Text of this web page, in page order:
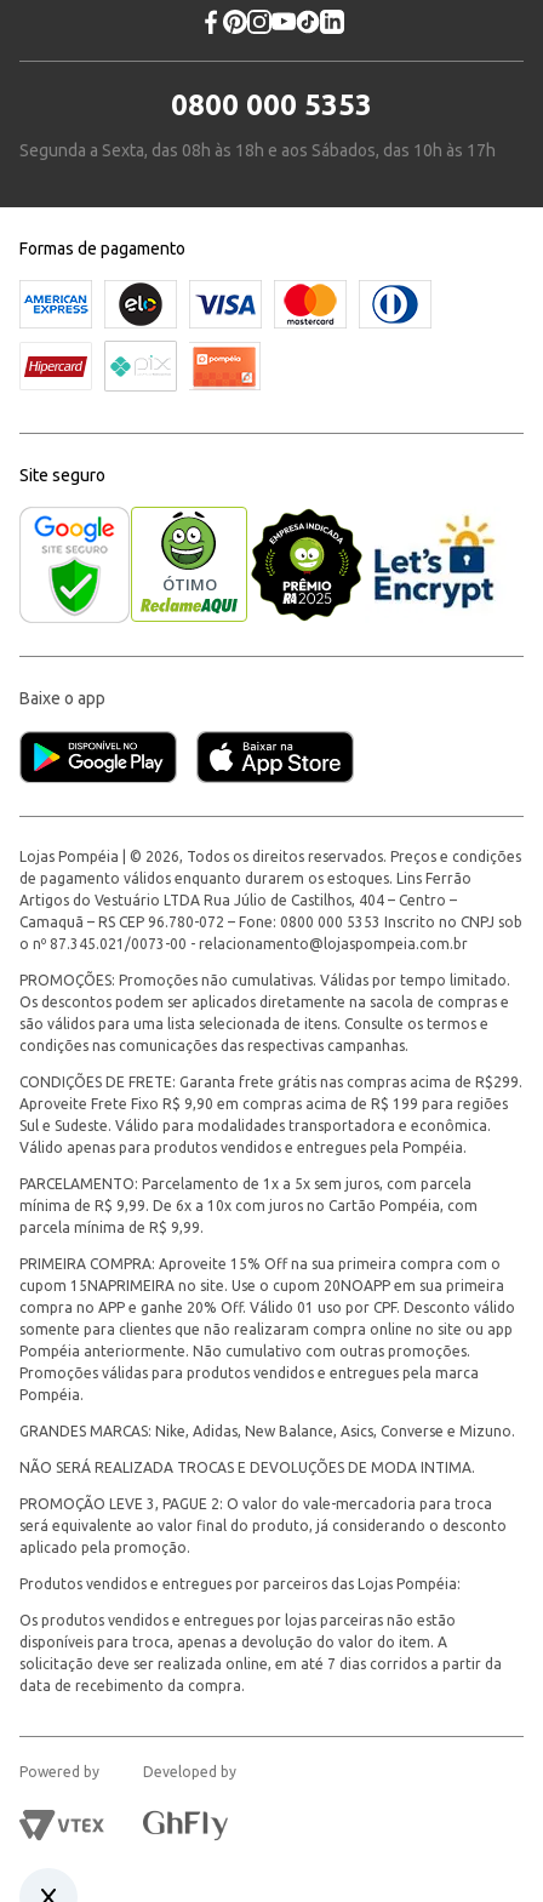
0800 000 5353
Segunda a Sexta, das 08h às 18h e aos Sábados, das 10h às 17h
Formas de pagamento
Site seguro
Baixe o app
Lojas Pompéia | © 2026, Todos os direitos reservados. Preços e condições
de pagamento válidos enquanto durarem os estoques. Lins Ferrão
Artigos do Vestuário LTDA Rua Júlio de Castilhos, 404 – Centro –
Camaquã – RS CEP 96.780-072 – Fone: 0800 000 5353 Inscrito no CNPJ sob
o nº 87.345.021/0073-00 - relacionamento@lojaspompeia.com.br
PROMOÇÕES: Promoções não cumulativas. Válidas por tempo limitado.
Os descontos podem ser aplicados diretamente na sacola de compras e
são válidos para uma lista selecionada de itens. Consulte os termos e
condições nas comunicações das respectivas campanhas.
CONDIÇÕES DE FRETE: Garanta frete grátis nas compras acima de R$299.
Aproveite Frete Fixo R$ 9,90 em compras acima de R$ 199 para regiões
Sul e Sudeste. Válido para modalidades transportadora e econômica.
Válido apenas para produtos vendidos e entregues pela Pompéia.
PARCELAMENTO: Parcelamento de 1x a 5x sem juros, com parcela
mínima de R$ 9,99. De 6x a 10x com juros no Cartão Pompéia, com
parcela mínima de R$ 9,99.
PRIMEIRA COMPRA: Aproveite 15% Off na sua primeira compra com o
cupom 15NAPRIMEIRA no site. Use o cupom 20NOAPP em sua primeira
compra no APP e ganhe 20% Off. Válido 01 uso por CPF. Desconto válido
somente para clientes que não realizaram compra online no site ou app
Pompéia anteriormente. Não cumulativo com outras promoções.
Promoções válidas para produtos vendidos e entregues pela marca
Pompéia.
GRANDES MARCAS: Nike, Adidas, New Balance, Asics, Converse e Mizuno.
NÃO SERÁ REALIZADA TROCAS E DEVOLUÇÕES DE MODA INTIMA.
PROMOÇÃO LEVE 3, PAGUE 2: O valor do vale-mercadoria para troca
será equivalente ao valor final do produto, já considerando o desconto
aplicado pela promoção.
Produtos vendidos e entregues por parceiros das Lojas Pompéia:
Os produtos vendidos e entregues por lojas parceiras não estão
disponíveis para troca, apenas a devolução do valor do item. A
solicitação deve ser realizada online, em até 7 dias corridos a partir da
data de recebimento da compra.
Powered by Developed by